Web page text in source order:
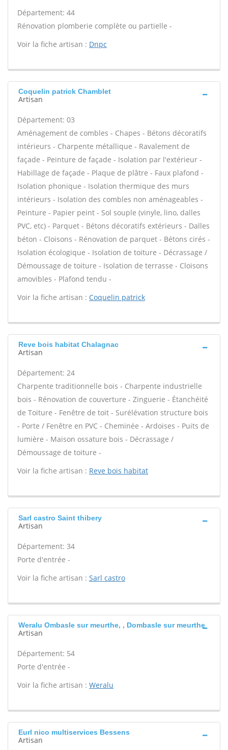
Département: 44
Rénovation plomberie complète ou partielle -
Voir la fiche artisan : Dnpc
Coquelin patrick Chamblet
Artisan
Département: 03
Aménagement de combles - Chapes - Bétons décoratifs
intérieurs - Charpente métallique - Ravalement de
façade - Peinture de façade - Isolation par l'extérieur -
Habillage de façade - Plaque de plâtre - Faux plafond -
Isolation phonique - Isolation thermique des murs
intérieurs - Isolation des combles non aménageables -
Peinture - Papier peint - Sol souple (vinyle, lino, dalles
PVC, etc) - Parquet - Bétons décoratifs extérieurs - Dalles
béton - Cloisons - Rénovation de parquet - Bétons cirés -
Isolation écologique - Isolation de toiture - Décrassage /
Démoussage de toiture - Isolation de terrasse - Cloisons
amovibles - Plafond tendu -
Voir la fiche artisan : Coquelin patrick
Reve bois habitat Chalagnac
Artisan
Département: 24
Charpente traditionnelle bois - Charpente industrielle
bois - Rénovation de couverture - Zinguerie - Étanchéité
de Toiture - Fenêtre de toit - Surélévation structure bois
- Porte / Fenêtre en PVC - Cheminée - Ardoises - Puits de
lumière - Maison ossature bois - Décrassage /
Démoussage de toiture -
Voir la fiche artisan : Reve bois habitat
Sarl castro Saint thibery
Artisan
Département: 34
Porte d'entrée -
Voir la fiche artisan : Sarl castro
Weralu Ombasle sur meurthe, , Dombasle sur meurthe
Artisan
Département: 54
Porte d'entrée -
Voir la fiche artisan : Weralu
Eurl nico multiservices Bessens
Artisan